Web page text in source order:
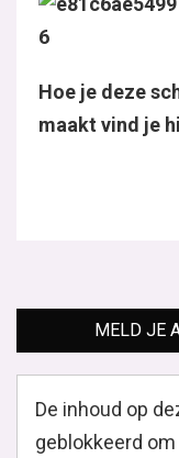
Hoe je deze
maakt vind je
MELD JE
De inhoud op
geblokkeerd